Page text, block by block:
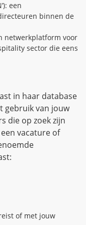
een
binnen de
netwerkplatform voor
sector die eens
in haar database
gebruik van jouw
die op zoek zijn
vacature of
of met jouw